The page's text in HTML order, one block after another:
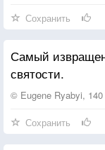
Сохранить
Самый
святости.
© Eugene Ryabyi, 140
Сохранить